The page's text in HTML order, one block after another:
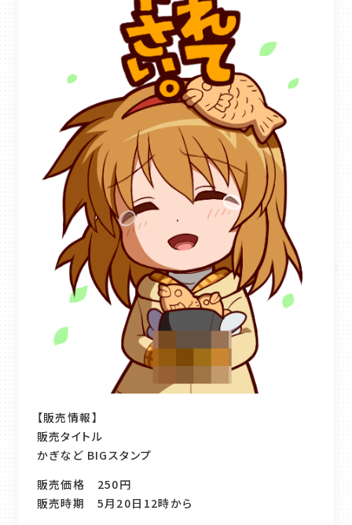
【販売情報】
販売タイトル
かぎなど BIGスタンプ
販売価格 250円
販売時期 5月20日12時から